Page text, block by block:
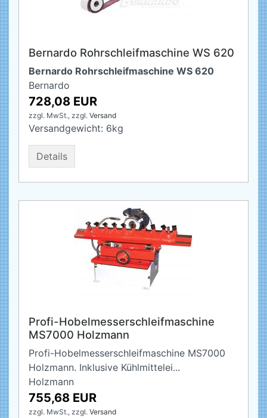
Bernardo Rohrschleifmaschine WS 620
Bernardo Rohrschleifmaschine WS 620
Bernardo
728,08 EUR
zzgl. MwSt., zzgl. Versand
Versandgewicht: 6kg
Details
Profi-Hobelmesserschleifmaschine
MS7000 Holzmann
Profi-Hobelmesserschleifmaschine MS7000
Holzmann. Inklusive Kühlmittelei...
Holzmann
755,68 EUR
zzgl. MwSt., zzgl. Versand